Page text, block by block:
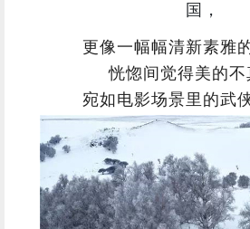
国，
更像一幅幅清新素雅
恍惚间觉得美的不
宛如电影场景里的